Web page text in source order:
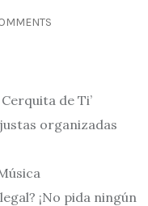
de Ti’
organizadas
¡No pida ningún